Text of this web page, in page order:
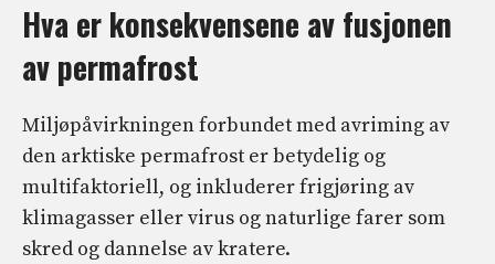
Hva er konsekvensene av fusjonen
av permafrost
Miljøpåvirkningen forbundet med avriming av
den arktiske permafrost er betydelig og
multifaktoriell, og inkluderer frigjøring av
klimagasser eller virus og naturlige farer som
skred og dannelse av kratere.